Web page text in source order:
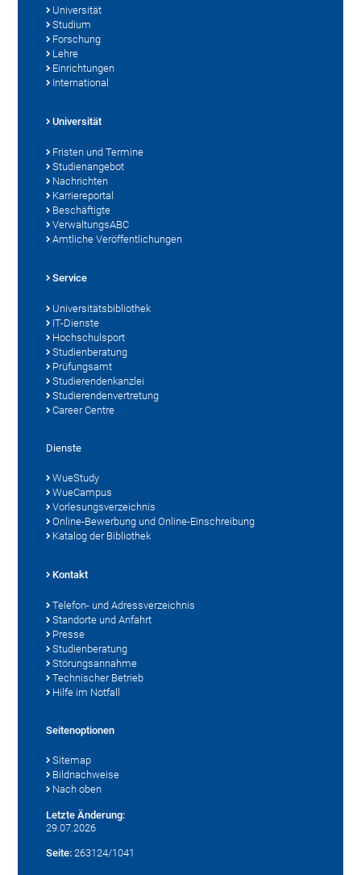
Universität
Studium
Forschung
Lehre
Einrichtungen
International
Universität
Fristen und Termine
Studienangebot
Nachrichten
Karriereportal
Beschäftigte
VerwaltungsABC
Amtliche Veröffentlichungen
Service
Universitätsbibliothek
IT-Dienste
Hochschulsport
Studienberatung
Prüfungsamt
Studierendenkanzlei
Studierendenvertretung
Career Centre
Dienste
WueStudy
WueCampus
Vorlesungsverzeichnis
Online-Bewerbung und Online-Einschreibung
Katalog der Bibliothek
Kontakt
Telefon- und Adressverzeichnis
Standorte und Anfahrt
Presse
Studienberatung
Störungsannahme
Technischer Betrieb
Hilfe im Notfall
Seitenoptionen
Sitemap
Bildnachweise
Nach oben
Letzte Änderung:
29.07.2026
Seite: 263124/1041